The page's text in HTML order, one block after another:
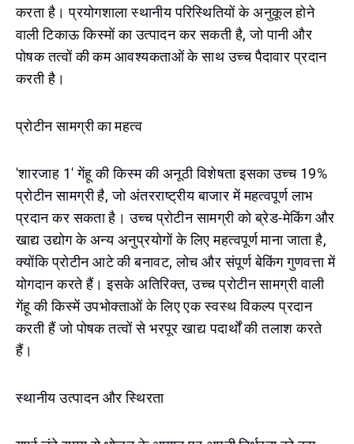
करता है। प्रयोगशाला स्थानीय परिस्थितियों के अनुकूल होने
वाली टिकाऊ किस्मों का उत्पादन कर सकती है, जो पानी और
पोषक तत्वों की कम आवश्यकताओं के साथ उच्च पैदावार प्रदान
करती है।
प्रोटीन सामग्री का महत्व
'शारजाह 1' गेंहू की किस्म की अनूठी विशेषता इसका उच्च 19%
प्रोटीन सामग्री है, जो अंतरराष्ट्रीय बाजार में महत्वपूर्ण लाभ
प्रदान कर सकता है। उच्च प्रोटीन सामग्री को ब्रेड-मेकिंग और
खाद्य उद्योग के अन्य अनुप्रयोगों के लिए महत्वपूर्ण माना जाता है,
क्योंकि प्रोटीन आटे की बनावट, लोच और संपूर्ण बेकिंग गुणवत्ता में
योगदान करते हैं। इसके अतिरिक्त, उच्च प्रोटीन सामग्री वाली
गेंहू की किस्में उपभोक्ताओं के लिए एक स्वस्थ विकल्प प्रदान
करती हैं जो पोषक तत्वों से भरपूर खाद्य पदार्थों की तलाश करते
हैं।
स्थानीय उत्पादन और स्थिरता